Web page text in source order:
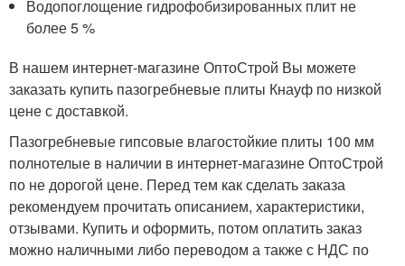
Водопоглощение гидрофобизированных плит не
более 5 %
В нашем интернет-магазине ОптоСтрой Вы можете
заказать купить пазогребневые плиты Кнауф по низкой
цене с доставкой.
Пазогребневые гипсовые влагостойкие плиты 100 мм
полнотелые в наличии в интернет-магазине ОптоСтрой
по не дорогой цене. Перед тем как сделать заказа
рекомендуем прочитать описанием, характеристики,
отзывами. Купить и оформить, потом оплатить заказ
можно наличными либо переводом а также с НДС по